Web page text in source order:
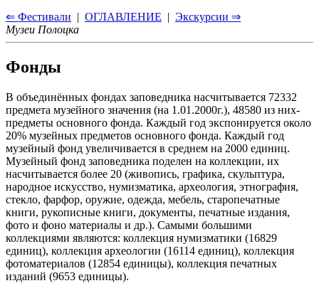
⇐ Фестивали | ОГЛАВЛЕНИЕ | Экскурсии ⇒
Музеи Полоцка
Фонды
В объединённых фондах заповедника насчитывается 72332
предмета музейного значения (на 1.01.2000г.), 48580 из них-
предметы основного фонда. Каждый год экспонируется около
20% музейных предметов основного фонда. Каждый год
музейный фонд увеличивается в среднем на 2000 единиц.
Музейный фонд заповедника поделен на коллекции, их
насчитывается более 20 (живопись, графика, скульптура,
народное искусство, нумизматика, археология, этнография,
стекло, фарфор, оружие, одежда, мебель, старопечатные
книги, рукописные книги, документы, печатные издания,
фото и фоно материалы и др.). Самыми большими
коллекциями являются: коллекция нумизматики (16829
единиц), коллекция археологии (16114 единиц), коллекция
фотоматериалов (12854 единицы), коллекция печатных
изданий (9653 единицы).